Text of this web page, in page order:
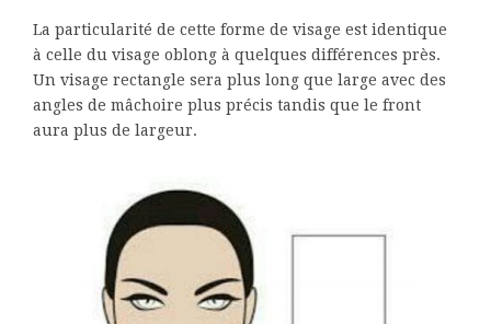
La particularité de cette forme de visage est identique
à celle du visage oblong à quelques différences près.
Un visage rectangle sera plus long que large avec des
angles de mâchoire plus précis tandis que le front
aura plus de largeur.